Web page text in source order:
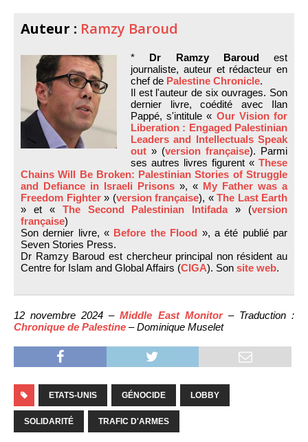
Auteur : Ramzy Baroud
* Dr Ramzy Baroudest
journaliste, auteur et rédacteur en
chef de Palestine Chronicle.
Il est l'auteur de six ouvrages. Son
dernier livre, coédité avec Ilan
Pappé, s'intitule « Our Vision for
Liberation : Engaged Palestinian
Leaders and Intellectuals Speak
out » (version française). Parmi
ses autres livres figurent « These
Chains Will Be Broken: Palestinian Stories of Struggle
and Defiance in Israeli Prisons », « My Father was a
Freedom Fighter» (version française), « The Last Earth
» et « The Second Palestinian Intifada» (version
française)
Son dernier livre, « Before the Flood », a été publié par
Seven Stories Press.
Dr Ramzy Baroud est chercheur principal non résident au
Centre for Islam and Global Affairs (CIGA). Son site web.
12 novembre 2024 –Middle East Monitor– Traduction :
Chronique de Palestine – Dominique Muselet
ETATS-UNIS GÉNOCIDE LOBBY
SOLIDARITÉ TRAFIC D'ARMES